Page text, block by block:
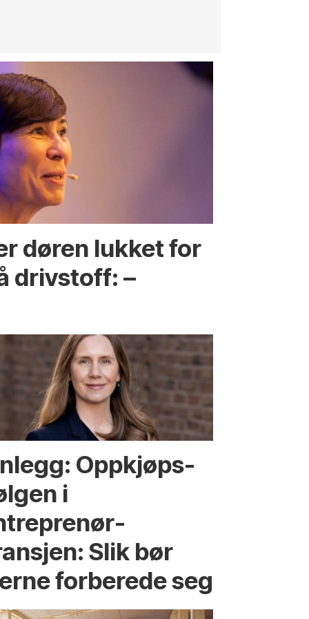
døren lukket for
drivstoff: –
Oppkjøps­
i
Slik bør
forberede seg